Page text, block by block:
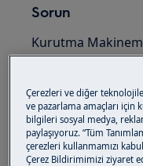
Sorun
Kurutma
Oranın Nasıl
Çözüm
Eğer kurutma
Çerezleri ve diğer
ve pazarlama amaçları için
bilgileri sosyal medya,
paylaşıyoruz. “Tüm
çerezleri kullanmamızı
Çerez Bildirimimizi ziyaret